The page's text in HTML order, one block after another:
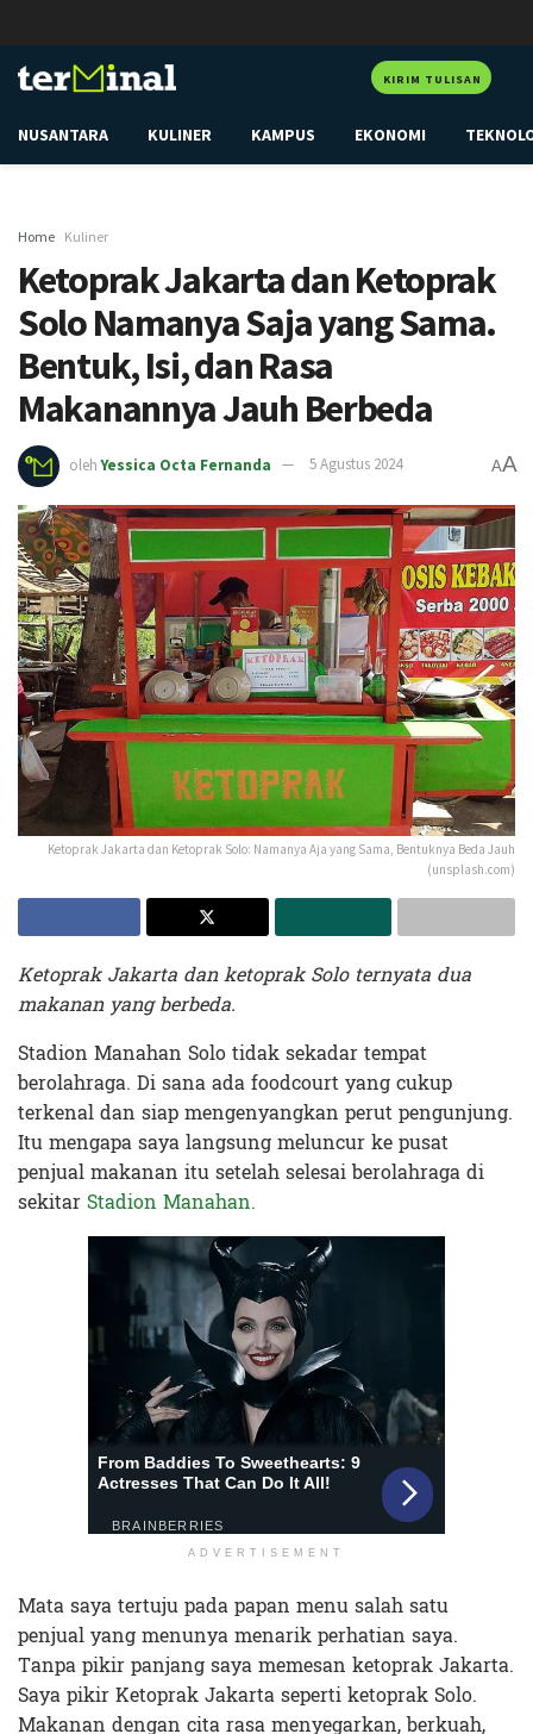
KIRIM TULISAN
NUSANTARA KULINER KAMPUS EKONOMI
Home Kuliner
Ketoprak Jakarta dan Ketoprak
Solo Namanya Saja yang Sama.
Bentuk, Isi, dan Rasa
Makanannya Jauh Berbeda
oleh Yessica Octa Fernanda 5 Agustus 2024 AA
Ketoprak Jakarta dan Ketoprak Solo: Namanya Aja yang Sama, Bentuknya Beda Jauh
(unsplash.com)
Ketoprak Jakarta dan ketoprak Solo ternyata dua
makanan yang berbeda.
Stadion Manahan Solo tidak sekadar tempat
berolahraga. Di sana ada foodcourt yang cukup
terkenal dan siap mengenyangkan perut pengunjung.
Itu mengapa saya langsung meluncur ke pusat
penjual makanan itu setelah selesai berolahraga di
sekitar Stadion Manahan.
ADVERTISEMENT
Mata saya tertuju pada papan menu salah satu
penjual yang menunya menarik perhatian saya.
Tanpa pikir panjang saya memesan ketoprak Jakarta.
Saya pikir Ketoprak Jakarta seperti ketoprak Solo.
Makanan dengan cita rasa menyegarkan, berkuah,